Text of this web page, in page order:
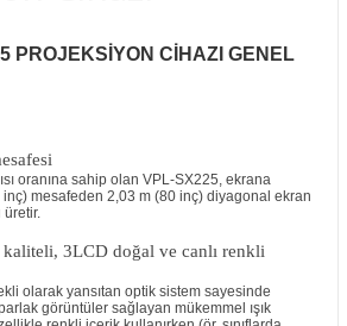
PROJEKSİYON CİHAZI GENEL
oranına sahip olan VPL-SX225, ekrana
inç) mesafeden 2,03 m (80 inç) diyagonal ekran
üretir.
3LCD doğal ve canlı renkli
olarak yansıtan optik sistem sayesinde
görüntüler sağlayan mükemmel ışık